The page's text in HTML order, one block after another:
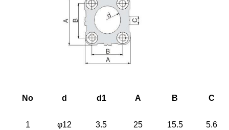
No d d1 A B C
1 φ12 3.5 25 15.5 5.6